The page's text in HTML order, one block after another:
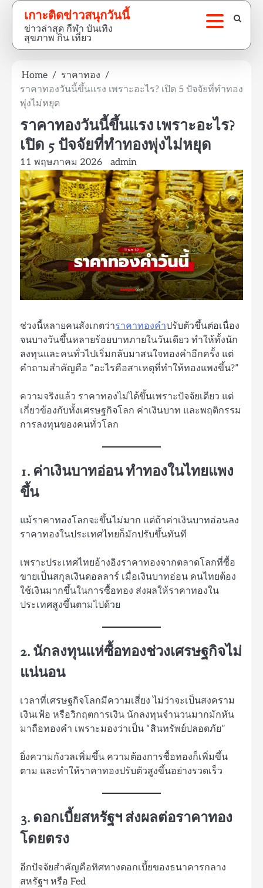
Skip
content
เกาะติดข่าวสนุกวันนี้
ข่าวล่าสุด กีฬา บันเทิง
สุขภาพ กิน เที่ยว
Home
ราคาทอง
ราคาทองวันนี้ขึ้นแรง เพราะอะไร? เปิด 5 ปัจจัยที่ทำทอง
พุ่งไม่หยุด
ราคาทองวันนี้ขึ้นแรง เพราะอะไร?
เปิด 5 ปัจจัยที่ทำทองพุ่งไม่หยุด
11 พฤษภาคม 2026 admin
ช่วงนี้หลายคนสังเกตว่าราคาทองคำปรับตัวขึ้นต่อเนื่อง
จนบางวันขึ้นหลายร้อยบาทภายในวันเดียว ทำให้ทั้งนัก
ลงทุนและคนทั่วไปเริ่มกลับมาสนใจทองคำอีกครั้ง แต่
คำถามสำคัญคือ “อะไรคือสาเหตุที่ทำให้ทองแพงขึ้น?”
ความจริงแล้ว ราคาทองไม่ได้ขึ้นเพราะปัจจัยเดียว แต่
เกี่ยวข้องกับทั้งเศรษฐกิจโลก ค่าเงินบาท และพฤติกรรม
การลงทุนของคนทั่วโลก
1. ค่าเงินบาทอ่อน ทำทองในไทยแพง
ขึ้น
แม้ราคาทองโลกจะขึ้นไม่มาก แต่ถ้าค่าเงินบาทอ่อนลง
ราคาทองในประเทศไทยก็มักปรับขึ้นทันที
เพราะประเทศไทยอ้างอิงราคาทองจากตลาดโลกที่ซื้อ
ขายเป็นสกุลเงินดอลลาร์ เมื่อเงินบาทอ่อน คนไทยต้อง
ใช้เงินมากขึ้นในการซื้อทอง ส่งผลให้ราคาทองใน
ประเทศสูงขึ้นตามไปด้วย
2. นักลงทุนแห่ซื้อทองช่วงเศรษฐกิจไม่
แน่นอน
เวลาที่เศรษฐกิจโลกมีความเสี่ยง ไม่ว่าจะเป็นสงคราม
เงินเฟ้อ หรือวิกฤตการเงิน นักลงทุนจำนวนมากมักหัน
มาถือทองคำ เพราะมองว่าเป็น “สินทรัพย์ปลอดภัย”
ยิ่งความกังวลเพิ่มขึ้น ความต้องการซื้อทองก็เพิ่มขึ้น
ตาม และทำให้ราคาทองปรับตัวสูงขึ้นอย่างรวดเร็ว
3. ดอกเบี้ยสหรัฐฯ ส่งผลต่อราคาทอง
โดยตรง
อีกปัจจัยสำคัญคือทิศทางดอกเบี้ยของธนาคารกลาง
สหรัฐฯ หรือ Fed